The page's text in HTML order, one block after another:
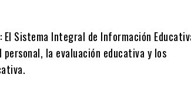
Sistema Integral de Información
la evaluación educativa y los